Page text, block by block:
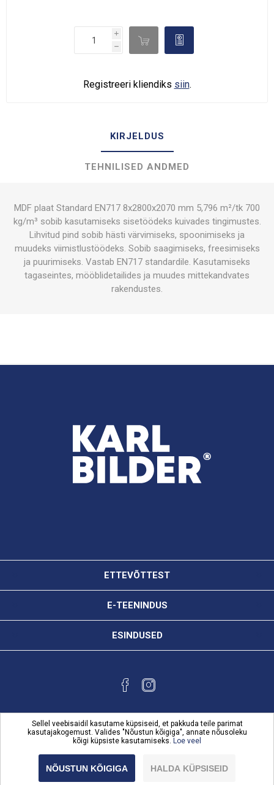
i
h
d 
Registreeri kliendiks siin.
KIRJELDUS
TEHNILISED ANDMED
MDF plaat Standard EN717 8x2800x2070 mm 5,796 m²/tk 700
kg/m³ sobib kasutamiseks sisetöödeks kuivades tingimustes.
Lihvitud pind sobib hästi värvimiseks, spoonimiseks ja
muudeks viimistlustöödeks. Sobib saagimiseks, freesimiseks
ja puurimiseks. Vastab EN717 standardile. Kasutamiseks
tagaseintes, mööblidetailides ja muudes mittekandvates
rakendustes.
ETTEVÕTTEST
E-TEENINDUS
ESINDUSED
Copyright © 2026 Karl Bilder e-teenindus. Kõik õigused
reserveeritud.
Sellel veebisaidil kasutame küpsiseid, et pakkuda teile parimat
kasutajakogemust. Valides "Nõustun kõigiga", annate nõusoleku
kõigi küpsiste kasutamiseks. Loe veel
NÕUSTUN KÕIGIGA HALDA KÜPSISEID